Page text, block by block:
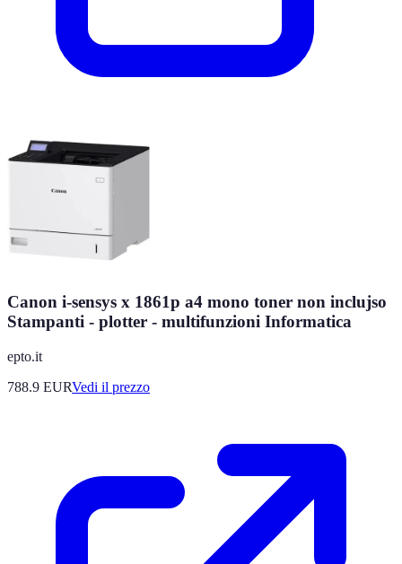
Canon i-sensys x 1861p a4 mono toner non inclujso
Stampanti - plotter - multifunzioni Informatica
epto.it
788.9 EURVedi il prezzo